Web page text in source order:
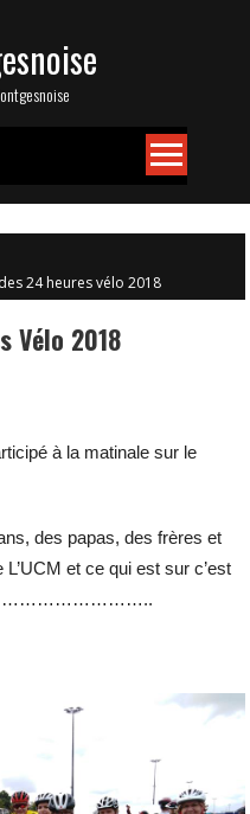
24 heures vélo 2018
Vélo 2018
à la matinale sur le
des papas, des frères et
et ce qui est sur c’est